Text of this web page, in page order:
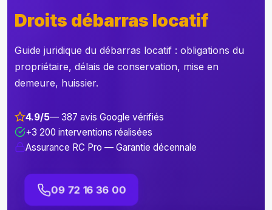
u
Droits débarras locatif
Guide juridique du débarras locatif : obligations du
propriétaire, délais de conservation, mise en
demeure, huissier.
4.9/5— 387 avis Google vérifiés
+3 200 interventions réalisées
Assurance RC Pro — Garantie décennale
09 72 16 36 00